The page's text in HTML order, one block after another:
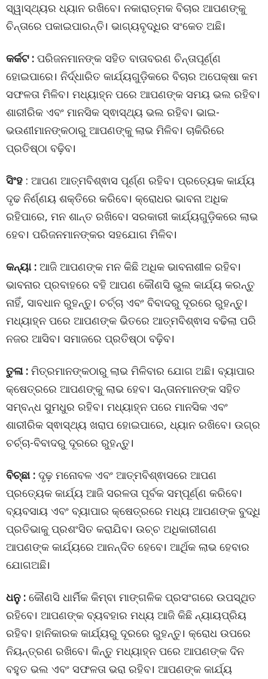
ସ୍ୱାସ୍ଥ୍ୟର ଧ୍ୟାନ ରଖିବେ। ନକାରାତ୍ମକ ବିଚାର ଆପଣଙ୍କୁ
ଚିନ୍ତାରେ ପକାଇପାରନ୍ତି। ଭାଗ୍ୟବୃଦ୍ଧିର ସଂକେତ ଅଛି।
କର୍କଟ : ପରିଜନମାନଙ୍କ ସହିତ ବାତାବରଣ ଚିନ୍ତାପୂର୍ଣ୍ଣ
ହୋଇପାରେ। ନିର୍ଦ୍ଧାରିତ କାର୍ଯ୍ୟଗୁଡ଼ିକରେ ବିଚାର ଅପେକ୍ଷା କମ
ସଫଳତା ମିଳିବ। ମଧ୍ୟାହ୍ନ ପରେ ଆପଣଙ୍କ ସମୟ ଭଲ ରହିବ।
ଶାରୀରିକ ଏବଂ ମାନସିକ ସ୍ଵାସ୍ଥ୍ୟ ଭଲ ରହିବ। ଭାଇ-
ଭଉଣୀମାନଙ୍କଠାରୁ ଆପଣଙ୍କୁ ଲାଭ ମିଳିବ। ଚାକିରିରେ
ପ୍ରତିଷ୍ଠା ବଢ଼ିବ।
ସିଂହ : ଆପଣ ଆତ୍ମବିଶ୍ଵାସ ପୂର୍ଣ୍ଣ ରହିବ। ପ୍ରତ୍ୟେକ କାର୍ଯ୍ୟ
ଦୃଢ ନିର୍ଣ୍ଣୟ ଶକ୍ତିରେ କରିବେ। କ୍ରୋଧର ଭାବନା ଅଧିକ
ରହିପାରେ, ମନ ଶାନ୍ତ ରଖିବେ। ସରକାରୀ କାର୍ଯ୍ୟଗୁଡ଼ିକରେ ଲାଭ
ହେବ। ପରିଜନମାନଙ୍କର ସହଯୋଗ ମିଳିବ।
କନ୍ୟା : ଆଜି ଆପଣଙ୍କ ମନ କିଛି ଅଧିକ ଭାବନାଶୀଳ ରହିବ।
ଭାବନାର ପ୍ରବାହରେ ବହି ଆପଣ କୌଣସି ଭୁଲ କାର୍ଯ୍ୟ କରନ୍ତୁ
ନାହିଁ, ସାବଧାନ ରୁହନ୍ତୁ। ଚର୍ଚ୍ଚା ଏବଂ ବିବାଦରୁ ଦୂରରେ ରୁହନ୍ତୁ।
ମଧ୍ୟାହ୍ନ ପରେ ଆପଣଙ୍କ ଭିତରେ ଆତ୍ମବିଶ୍ଵାସ ବଢିଲା ପରି
ନଜର ଆସିବ। ସମାଜରେ ପ୍ରତିଷ୍ଠା ବଢ଼ିବ।
ତୁଳା : ମିତ୍ରମାନଙ୍କଠାରୁ ଲାଭ ମିଳିବାର ଯୋଗ ଅଛି। ବ୍ୟାପାର
କ୍ଷେତ୍ରରେ ଆପଣଙ୍କୁ ଲାଭ ହେବ। ସନ୍ତାନମାନଙ୍କ ସହିତ
ସମ୍ବନ୍ଧ ସୁମଧୁର ରହିବ। ମଧ୍ୟାହ୍ନ ପରେ ମାନସିକ ଏବଂ
ଶାରୀରିକ ସ୍ଵାସ୍ଥ୍ୟ ଖରାପ ହୋଇପାରେ, ଧ୍ୟାନ ରଖିବେ। ଉଗ୍ର
ଚର୍ଚ୍ଚା-ବିବାଦରୁ ଦୂରରେ ରୁହନ୍ତୁ।
ବିଚ୍ଛା : ଦୃଢ଼ ମନୋବଳ ଏବଂ ଆତ୍ମବିଶ୍ଵାସରେ ଆପଣ
ପ୍ରତ୍ୟେକ କାର୍ଯ୍ୟ ଆଜି ସରଳତା ପୂର୍ବକ ସମ୍ପୂର୍ଣ୍ଣ କରିବେ।
ବ୍ୟବସାୟ ଏବଂ ବ୍ୟାପାର କ୍ଷେତ୍ରରେ ମଧ୍ୟ ଆପଣଙ୍କ ବୁଦ୍ଧି
ପ୍ରତିଭାକୁ ପ୍ରଶଂସିତ କରାଯିବ। ଉଚ୍ଚ ଅଧିକାରୀଗଣ
ଆପଣଙ୍କ କାର୍ଯ୍ୟରେ ଆନନ୍ଦିତ ହେବେ। ଆର୍ଥିକ ଲାଭ ହେବାର
ଯୋଗଅଛି।
ଧନୁ : କୌଣସି ଧାର୍ମିକ କିମ୍ବା ମାଙ୍ଗଳିକ ପ୍ରସଂଗରେ ଉପସ୍ଥିତ
ରହିବେ। ଆପଣଙ୍କ ବ୍ୟବହାର ମଧ୍ୟ ଆଜି କିଛି ନ୍ୟାୟପ୍ରିୟ
ରହିବ। ହାନିକାରକ କାର୍ଯ୍ୟରୁ ଦୂରରେ ରୁହନ୍ତୁ। କ୍ରୋଧ ଉପରେ
ନିୟନ୍ତ୍ରଣ ରଖିବେ। କିନ୍ତୁ ମଧ୍ୟାହ୍ନ ପରେ ଆପଣଙ୍କ ଦିନ
ବହୁତ ଭଲ ଏବଂ ସଫଳତା ଭରା ରହିବ। ଆପଣଙ୍କ କାର୍ଯ୍ୟ